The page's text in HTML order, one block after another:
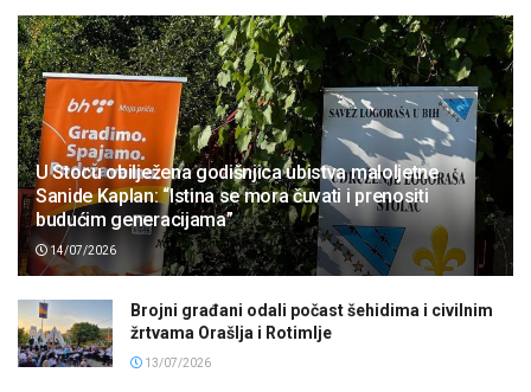
U Stocu obilježena godišnjica ubistva maloljetne
Sanide Kaplan: “Istina se mora čuvati i prenositi
budućim generacijama”
14/07/2026
Brojni građani odali počast šehidima i civilnim
žrtvama Orašlja i Rotimlje
13/07/2026